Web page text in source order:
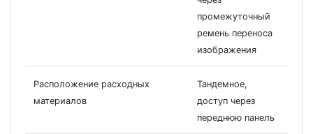
промежуточный
ремень переноса
изображения
Расположение расходных
материалов
Тандемное,
доступ через
переднюю панель